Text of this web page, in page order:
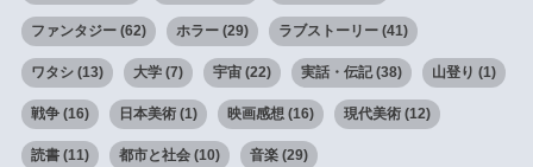
ファンタジー(62) ホラー(29) ラブストーリー(41)
ワタシ(13) 大学(7) 宇宙(22) 実話・伝記(38) 山登り (1)
戦争(16) 日本美術(1) 映画感想(16) 現代美術(12)
読書(11) 都市と社会(10) 音楽(29)